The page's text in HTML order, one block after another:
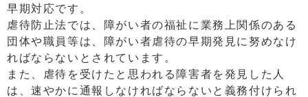
早期対応です。
虐待防止法では、障がい者の福祉に業務上関係のある
団体や職員等は、障がい者虐待の早期発見に努めなけ
ればならないとされています。
また、虐待を受けたと思われる障害者を発見した人
は、速やかに通報しなければならないと義務付けられ